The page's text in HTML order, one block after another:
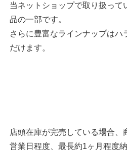
当ネットショップで取り扱って
品の一部です。
さらに豊富なラインナップはハ
だけます。
店頭在庫が完売している場合、
営業日程度、最長約1ヶ月程度